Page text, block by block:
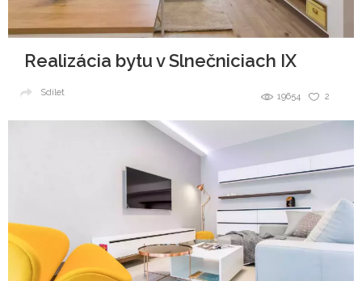
Realizácia bytu v Slnečniciach IX
2
19654
Sdílet